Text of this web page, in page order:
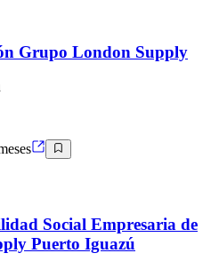
Grupo London Supply
Social Empresaria de
Puerto Iguazú